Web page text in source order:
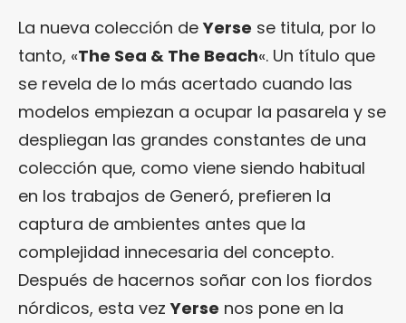
La nueva colección deYerse se titula, por lo
tanto, «The Sea & The Beach«. Un título que
se revela de lo más acertado cuando las
modelos empiezan a ocupar la pasarela y se
despliegan las grandes constantes de una
colección que, como viene siendo habitual
en los trabajos de Generó, prefieren la
captura de ambientes antes que la
complejidad innecesaria del concepto.
Después de hacernos soñar con los fiordos
nórdicos, esta vezYerse nos pone en la